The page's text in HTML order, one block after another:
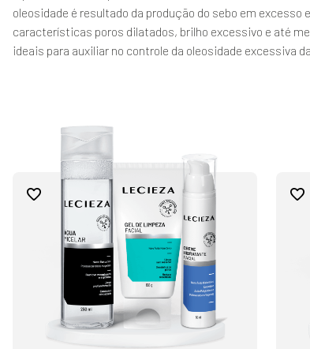
oleosidade é resultado da produção do sebo em excesso
características poros dilatados, brilho excessivo e até
ideais para auxiliar no controle da oleosidade excessiva